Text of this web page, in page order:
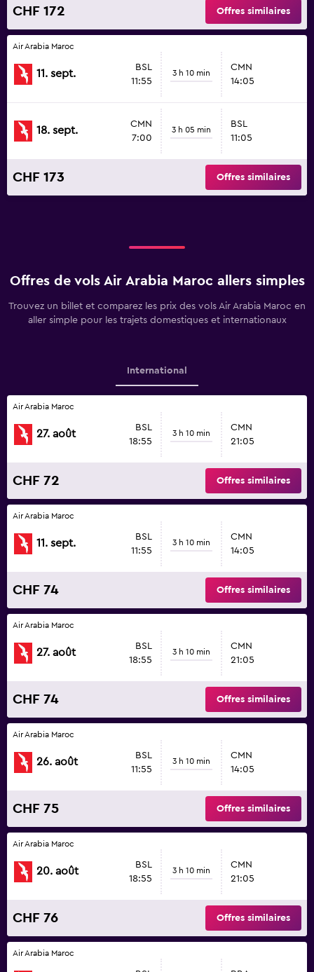
CHF 172 Offres similaires
Air Arabia Maroc
11. sept.
BSL
11:55
3 h 10 min
CMN
14:05
18. sept.
CMN
7:00
3 h 05 min
BSL
11:05
CHF 173 Offres similaires
Offres de vols Air Arabia Maroc allers simples
Trouvez un billet et comparez les prix des vols Air Arabia Maroc en
aller simple pour les trajets domestiques et internationaux
International
Air Arabia Maroc
27. août
BSL
18:55
3 h 10 min
CMN
21:05
CHF 72 Offres similaires
Air Arabia Maroc
11. sept.
BSL
11:55
3 h 10 min
CMN
14:05
CHF 74 Offres similaires
Air Arabia Maroc
27. août
BSL
18:55
3 h 10 min
CMN
21:05
CHF 74 Offres similaires
Air Arabia Maroc
26. août
BSL
11:55
3 h 10 min
CMN
14:05
CHF 75 Offres similaires
Air Arabia Maroc
20. août
BSL
18:55
3 h 10 min
CMN
21:05
CHF 76 Offres similaires
Air Arabia Maroc